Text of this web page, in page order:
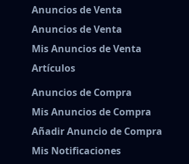
Anuncios de Venta
Anuncios de Venta
Mis Anuncios de Venta
Artículos
Anuncios de Compra
Mis Anuncios de Compra
Añadir Anuncio de Compra
Mis Notificaciones